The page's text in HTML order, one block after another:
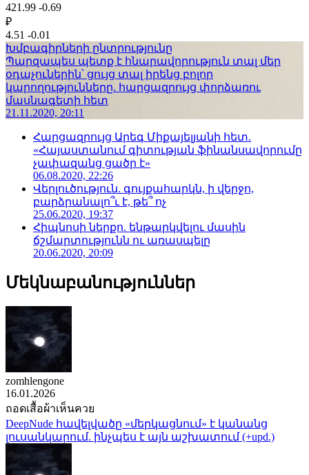
421.99 -0.69
₽
4.51 -0.01
Խմբագիրների ընտրությունը
Պարզապես պետք է հնարավորություն տալ մեր
օդաչուներին՝ ցույց տալ իրենց բոլոր
կարողությունները. հարցազրույց փորձառու
մասնագետի հետ
21.11.2020, 20:11
Հարցազրույց Արեգ Միքայելյանի հետ.
«Հայաստանում գիտության ֆինանսավորումը
չափազանց ցածր է»
06.08.2020, 22:26
Վերլուծություն. գույքահարկն, ի վերջո,
բարձրանալո՞ւ է, թե՞ ոչ
25.06.2020, 19:37
Հիպնոսի ներքո. ենթարկվելու մասին
ճշմարտությունն ու առասպելը
20.06.2020, 20:09
Մեկնաբանություններ
zomhlengone
16.01.2026
ถอดเสื้อผ้าเห็นควย
DeepNude հավելվածը «մերկացնում» է կանանց
լուսանկարում. ինչպես է այն աշխատում (+upd.)